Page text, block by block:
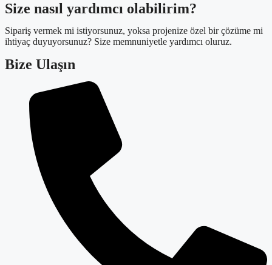
Size nasıl yardımcı olabilirim?
Sipariş vermek mi istiyorsunuz, yoksa projenize özel bir çözüme mi
ihtiyaç duyuyorsunuz? Size memnuniyetle yardımcı oluruz.
Bize Ulaşın